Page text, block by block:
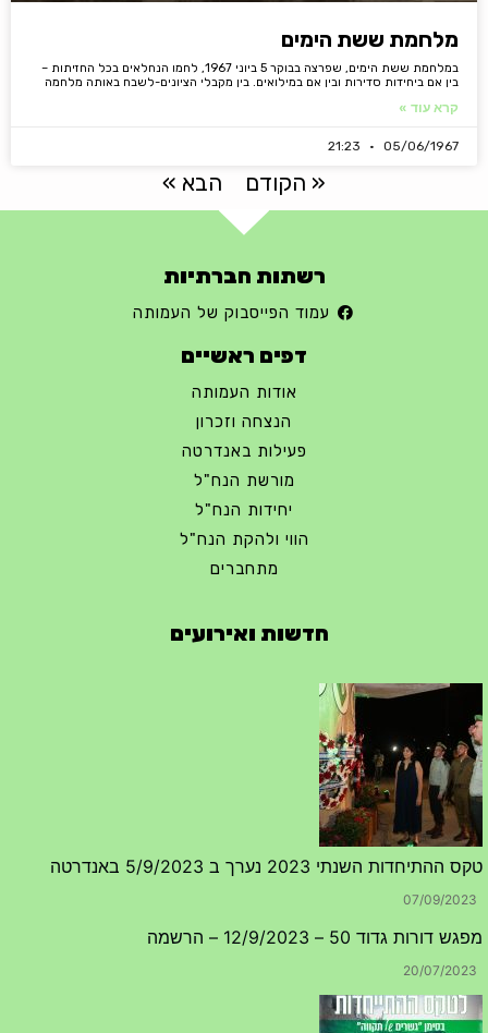
מלחמת ששת הימים
במלחמת ששת הימים, שפרצה בבוקר 5 ביוני 1967, לחמו הנחלאים בכל החזיתות –
בין אם ביחידות סדירות ובין אם במילואים. בין מקבלי הציונים-לשבח באותה מלחמה
קרא עוד »
05/06/1967
« הקודם הבא »
רשתות חברתיות
עמוד הפייסבוק של העמותה
דפים ראשיים
אודות העמותה
הנצחה וזכרון
פעילות באנדרטה
מורשת הנח"ל
יחידות הנח"ל
הווי ולהקת הנח"ל
מתחברים
חדשות ואירועים
טקס ההתיחדות השנתי 2023 נערך ב 5/9/2023 באנדרטה
07/09/2023
מפגש דורות גדוד 50 – 12/9/2023 – הרשמה
20/07/2023